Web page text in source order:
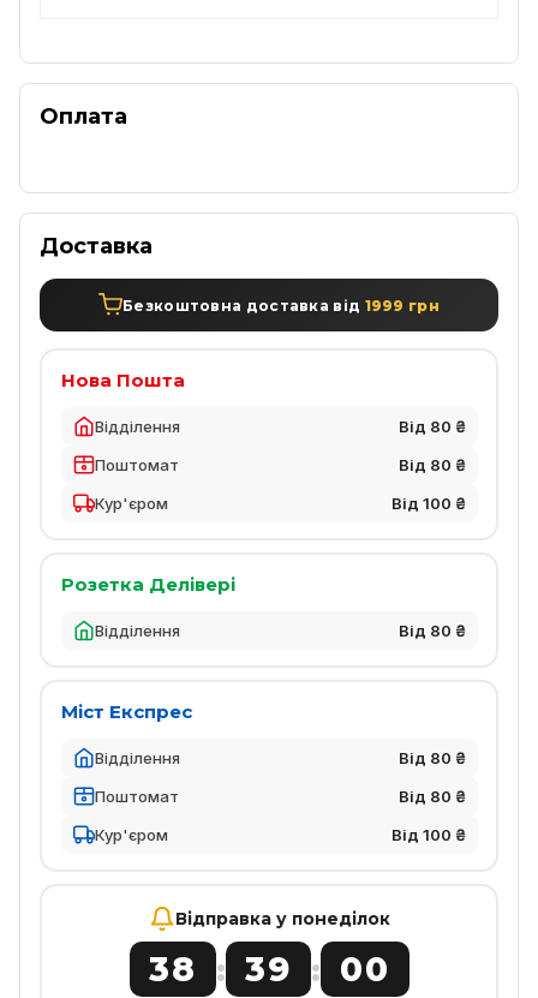
Оплата
Доставка
Безкоштовна доставка від 1999 грн
Нова Пошта
Відділення
Від 80 ₴
Поштомат
Від 80 ₴
Кур'єром
Від 100 ₴
Розетка Делівері
Відділення Від 80 ₴
Міст Експрес
Відділення
Від 80 ₴
Поштомат
Від 80 ₴
Кур'єром
Від 100 ₴
Відправка у понеділок
38 : 39 : 00